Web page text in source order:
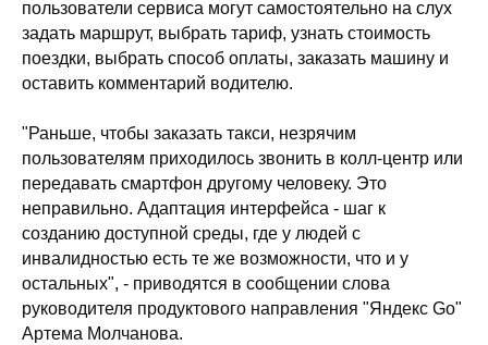
пользователи сервиса могут самостоятельно на слух
задать маршрут, выбрать тариф, узнать стоимость
поездки, выбрать способ оплаты, заказать машину и
оставить комментарий водителю.
"Раньше, чтобы заказать такси, незрячим
пользователям приходилось звонить в колл-центр или
передавать смартфон другому человеку. Это
неправильно. Адаптация интерфейса - шаг к
созданию доступной среды, где у людей с
инвалидностью есть те же возможности, что и у
остальных", - приводятся в сообщении слова
руководителя продуктового направления "Яндекс Go"
Артема Молчанова.